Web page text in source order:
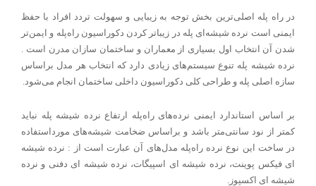
در راه‌ پله اصلی‌ترین بخش توجه به زیبایی و سهولت تردد افراد با حفظ
ایمنی است نرده شیشه‌ای پله در زیباتر کردن دکوراسیون راه‌پله و ایمن‌تر
شدن آن انتخاب اول بسیاری از معماران و ساختمان سازان مدرن است .
نرده شیشه پله تنوع سیستم‌های زیادی دارد که انتخاب هر مدل براساس
سازه اصلی پله و طراحی کلی دکوراسیون داخلی ساختمان انجام می‌شود.
بر اساس استاندارد ایمنی نرده‌های راه‌پله ارتفاع نرده شیشه پله نباید
کمتر از نود سانتی‌متر باشد و براساس ضخامت شیشه‌های مورداستفاده
در ساخت این نوع نرده راه‌پله مدل‌های آن عبارت است از : نرده شیشه
ای فیکس پوینت، نرده شیشه ای اسپیگات، نرده شیشه ای دفنی و نرده
شیشه ای اکسپوز.